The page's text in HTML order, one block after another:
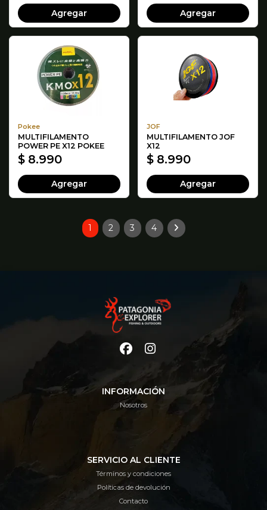
Agregar Agregar
Pokee
MULTIFILAMENTO
POWER PE X12 POKEE
$ 8.990
Agregar
JOF
MULTIFILAMENTO JOF
X12
$ 8.990
Agregar
1 2 3 4
INFORMACIÓN
Nosotros
SERVICIO AL CLIENTE
Términos y condiciones
Políticas de devolución
Contacto